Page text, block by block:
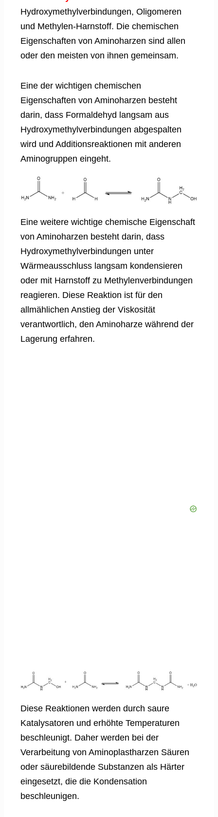
Hydroxymethylverbindungen, Oligomeren
und Methylen-Harnstoff. Die chemischen
Eigenschaften von Aminoharzen sind allen
oder den meisten von ihnen gemeinsam.
Eine der wichtigen chemischen
Eigenschaften von Aminoharzen besteht
darin, dass Formaldehyd langsam aus
Hydroxymethylverbindungen abgespalten
wird und Additionsreaktionen mit anderen
Aminogruppen eingeht.
Eine weitere wichtige chemische Eigenschaft
von Aminoharzen besteht darin, dass
Hydroxymethylverbindungen unter
Wärmeausschluss langsam kondensieren
oder mit Harnstoff zu Methylenverbindungen
reagieren. Diese Reaktion ist für den
allmählichen Anstieg der Viskosität
verantwortlich, den Aminoharze während der
Lagerung erfahren.
Diese Reaktionen werden durch saure
Katalysatoren und erhöhte Temperaturen
beschleunigt. Daher werden bei der
Verarbeitung von Aminoplastharzen Säuren
oder säurebildende Substanzen als Härter
eingesetzt, die die Kondensation
beschleunigen.